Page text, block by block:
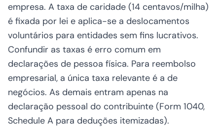
empresa. A taxa de caridade (14 centavos/milha)
é fixada por lei e aplica-se a deslocamentos
voluntários para entidades sem fins lucrativos.
Confundir as taxas é erro comum em
declarações de pessoa física. Para reembolso
empresarial, a única taxa relevante é a de
negócios. As demais entram apenas na
declaração pessoal do contribuinte (Form 1040,
Schedule A para deduções itemizadas).